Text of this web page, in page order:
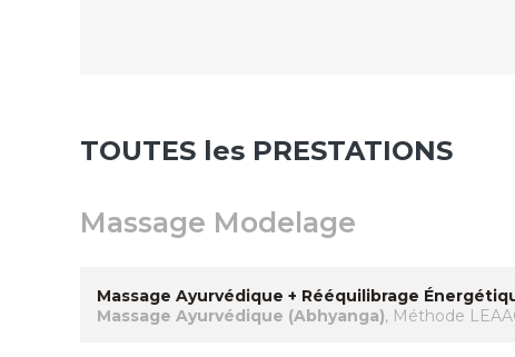
TOUTES les PRESTATIONS
Massage Modelage
Massage Ayurvédique + Rééquilibrage
Massage Ayurvédique (Abhyanga), Méthode